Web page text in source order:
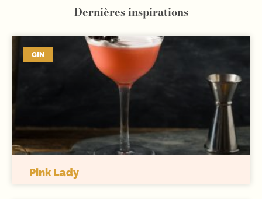
Dernières inspirations
GIN
Pink Lady